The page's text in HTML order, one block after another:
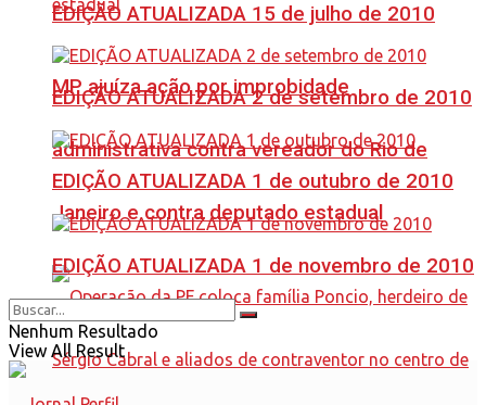
MP ajuíza ação por improbidade
administrativa contra vereador do Rio de
Janeiro e contra deputado estadual
EDIÇÃO ATUALIZADA 15 de julho de 2010
EDIÇÃO ATUALIZADA 2 de setembro de 2010
EDIÇÃO ATUALIZADA 1 de outubro de 2010
EDIÇÃO ATUALIZADA 1 de novembro de 2010
Nenhum Resultado
View All Result